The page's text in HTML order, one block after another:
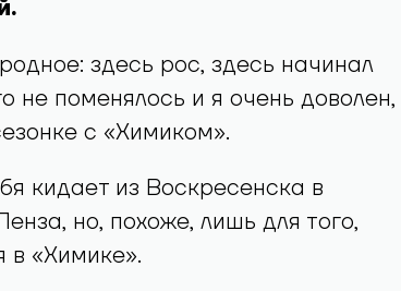
здесь рос, здесь начинал
не поменялось и я очень доволен,
с «Химиком».
кидает из Воскресенска в
но, похоже, лишь для того,
в «Химике».